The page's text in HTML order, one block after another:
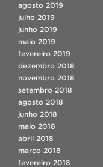
agosto 2019
julho 2019
junho 2019
maio 2019
fevereiro 2019
dezembro 2018
novembro 2018
setembro 2018
agosto 2018
junho 2018
maio 2018
abril 2018
março 2018
fevereiro 2018